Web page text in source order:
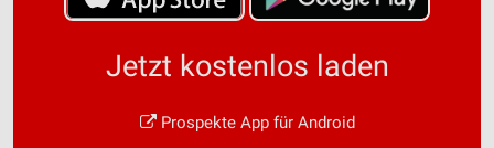
Jetzt kostenlos laden
Prospekte App für Android